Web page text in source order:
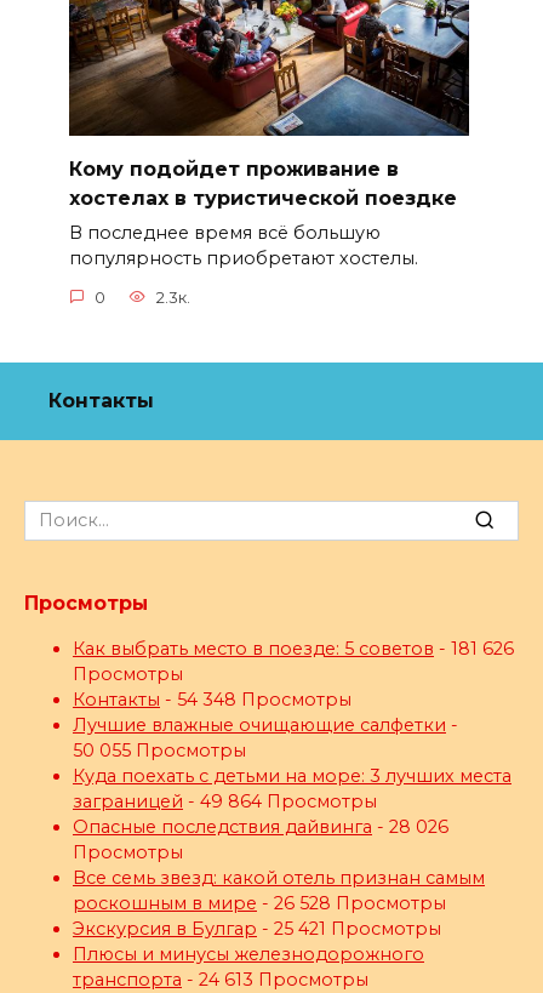
Кому подойдет проживание в
хостелах в туристической поездке
В последнее время всё большую
популярность приобретают хостелы.
0 2.3к.
Контакты
Search
for:
Просмотры
Как выбрать место в поезде: 5 советов - 181 626
Просмотры
Контакты - 54 348 Просмотры
Лучшие влажные очищающие салфетки -
50 055 Просмотры
Куда поехать с детьми на море: 3 лучших места
заграницей - 49 864 Просмотры
Опасные последствия дайвинга - 28 026
Просмотры
Все семь звезд: какой отель признан самым
роскошным в мире - 26 528 Просмотры
Экскурсия в Булгар - 25 421 Просмотры
Плюсы и минусы железнодорожного
транспорта - 24 613 Просмотры